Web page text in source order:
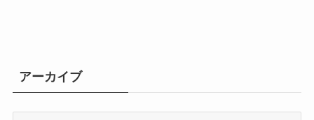
アーカイブ